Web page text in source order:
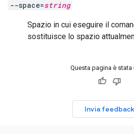
--space=string
Spazio in cui eseguire il
sostituisce lo spazio
Questa pagina è stata
Invia feedback